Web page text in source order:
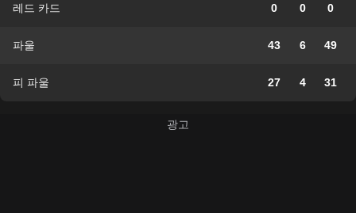
레드 카드 0 0 0
파울 43 6 49
피 파울 27 4 31